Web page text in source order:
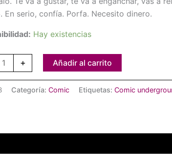
En serio, confía. Porfa. Necesito dinero.
Hay existencias
+ Añadir al carrito
Categoría: Comic Etiquetas: Comic